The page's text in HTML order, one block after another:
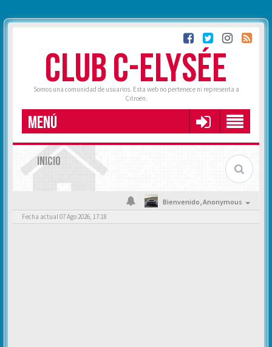
CLUB C-ELYSÉE
Somos una comunidad de usuarios. Esta web no pertenece ni representa a
Citroën.
MENÚ
INICIO
Bienvenido,Anonymous
Fecha actual 07 Ago 2026, 17:18